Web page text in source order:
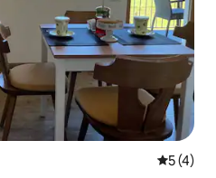
5 (4)